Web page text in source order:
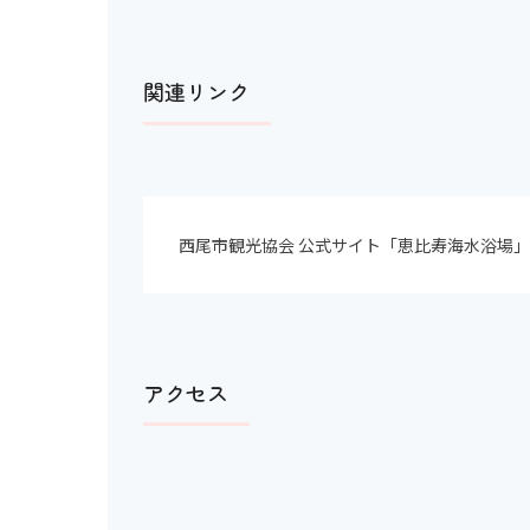
関連リンク
西尾市観光協会 公式サイト「恵比寿海水浴場
アクセス